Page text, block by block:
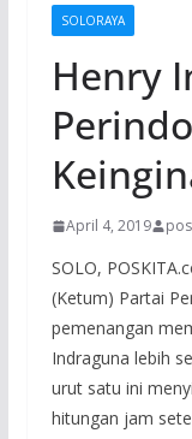
SOLORAYA
Henry
April 4, 2019
SOLO,
(Ketum) Partai
pemenangan
Indraguna lebih
urut satu ini
hitungan jam